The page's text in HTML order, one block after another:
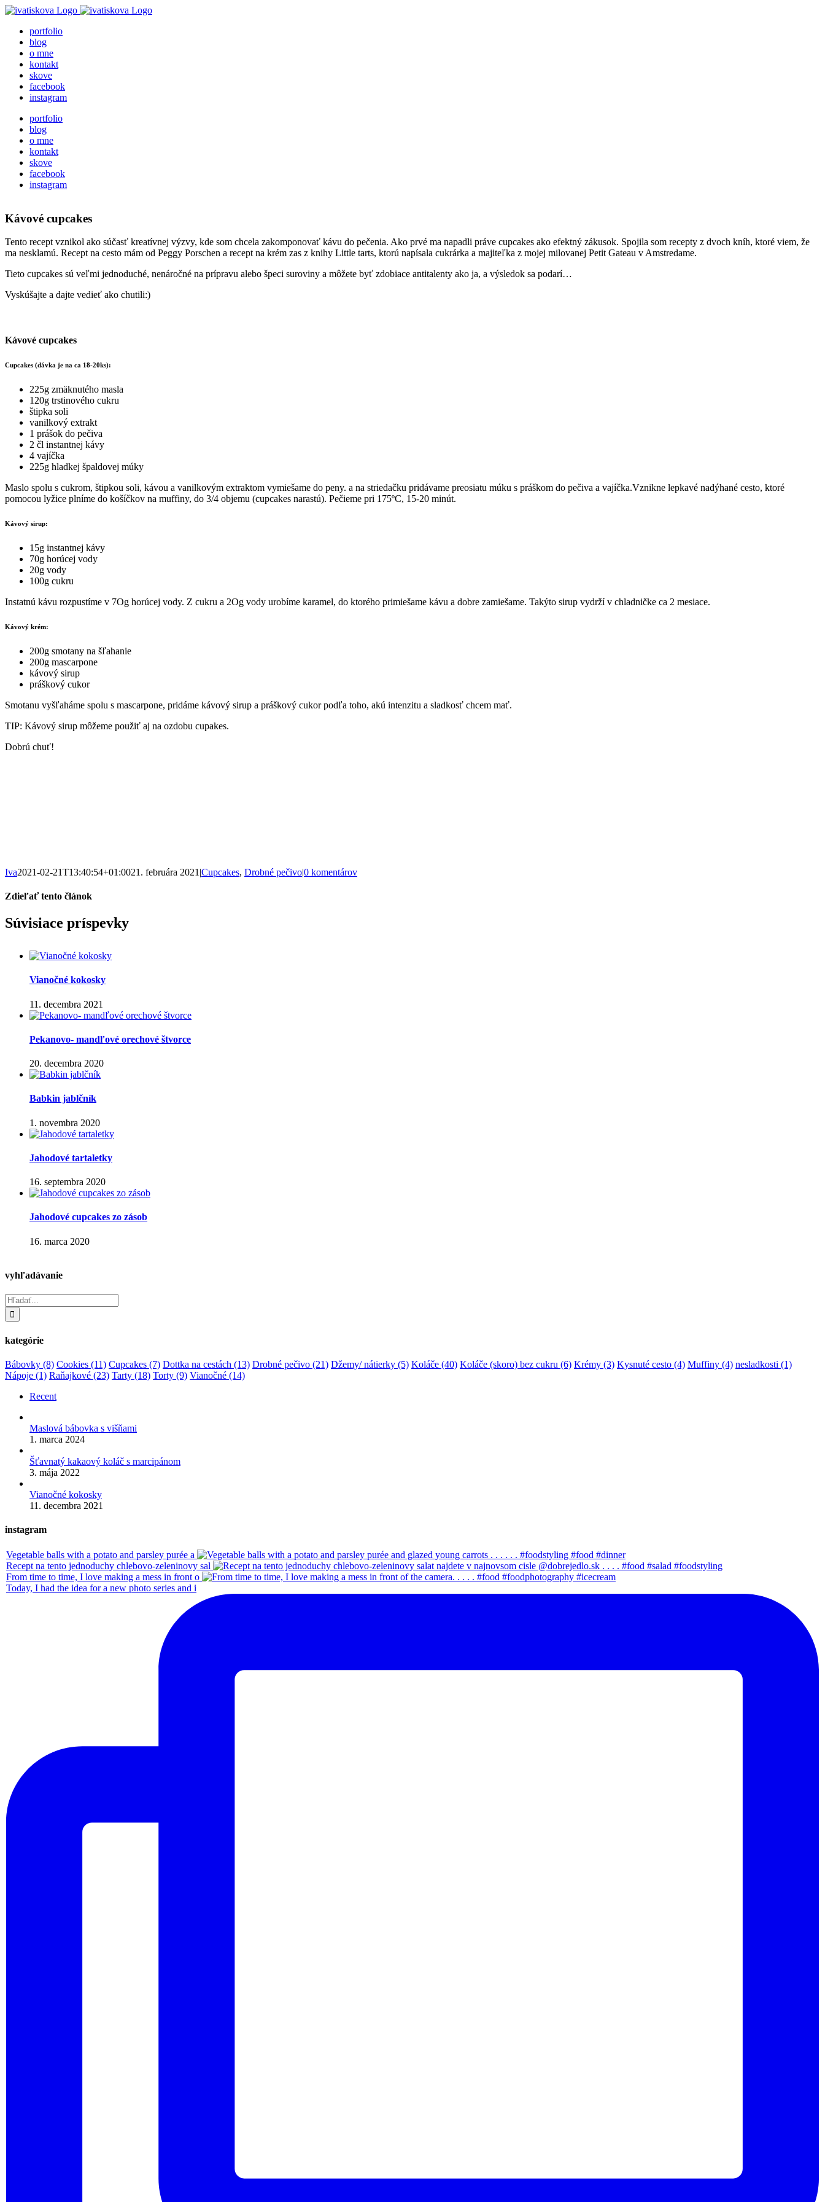
Skip
contentportfolio
blog
o mne
kontakt
skove
facebook
instagram
portfolio
blog
o mne
kontakt
skove
facebook
instagram
Kávové cupcakes
Tento recept vznikol ako súčasť kreatívnej výzvy, kde som chcela zakomponovať kávu do pečenia. Ako prvé ma napadli práve cupcakes ako efektný zákusok. Spojila som recepty z dvoch kníh, ktoré viem, že
ma nesklamú. Recept na cesto mám od Peggy Porschen a recept na krém zas z knihy Little tarts, ktorú napísala cukrárka a majiteľka z mojej milovanej Petit Gateau v Amstredame.
Tieto cupcakes sú veľmi jednoduché, nenáročné na prípravu alebo špeci suroviny a môžete byť zdobiace antitalenty ako ja, a výsledok sa podarí…
Vyskúšajte a dajte vedieť ako chutili:)
Kávové cupcakes
Cupcakes (dávka je na ca 18-20ks):
225g zmäknutého masla
120g trstinového cukru
štipka soli
vanilkový extrakt
1 prášok do pečiva
2 čl instantnej kávy
4 vajíčka
225g hladkej špaldovej múky
Maslo spolu s cukrom, štipkou soli, kávou a vanilkovým extraktom vymiešame do peny. a na striedačku pridávame preosiatu múku s práškom do pečiva a vajíčka.Vznikne lepkavé nadýhané cesto, ktoré
pomocou lyžice plníme do košíčkov na muffiny, do 3/4 objemu (cupcakes narastú). Pečieme pri 175ºC, 15-20 minút.
Kávový sirup:
15g instantnej kávy
70g horúcej vody
20g vody
100g cukru
Instatnú kávu rozpustíme v 7Og horúcej vody. Z cukru a 2Og vody urobíme karamel, do ktorého primiešame kávu a dobre zamiešame. Takýto sirup vydrží v chladničke ca 2 mesiace.
Kávový krém:
200g smotany na šľahanie
200g mascarpone
kávový sirup
práškový cukor
Smotanu vyšľaháme spolu s mascarpone, pridáme kávový sirup a práškový cukor podľa toho, akú intenzitu a sladkosť chcem mať.
TIP: Kávový sirup môžeme použiť aj na ozdobu cupakes.
Dobrú chuť!
Iva2021-02-21T13:40:54+01:0021. februára 2021 |Cupcakes, Drobné pečivo|0 komentárov
Zdieľať tento článok
Facebook
WhatsApp
Pinterest
Email
Súvisiace príspevky
Vianočné kokosky
11. decembra 2021
Pekanovo- mandľové orechové štvorce
20. decembra 2020
Babkin jablčník
1. novembra 2020
Jahodové tartaletky
16. septembra 2020
Jahodové cupcakes zo zásob
16. marca 2020
vyhľadávanie
Hľadať:
kategórie
Bábovky (8) Cookies (11) Cupcakes (7) Dottka na cestách (13) Drobné pečivo (21) Džemy/ nátierky (5) Koláče (40) Koláče (skoro) bez cukru (6) Krémy (3) Kysnuté cesto (4) Muffiny (4) nesladkosti (1)
Nápoje (1) Raňajkové (23) Tarty (18) Torty (9) Vianočné (14)
Recent
Maslová bábovka s višňami
1. marca 2024
Šťavnatý kakaový koláč s marcipánom
3. mája 2022
Vianočné kokosky
11. decembra 2021
instagram
Vegetable balls with a potato and parsley purée a
Recept na tento jednoduchy chlebovo-zeleninovy sal
From time to time, I love making a mess in front o
Today, I had the idea for a new photo series and i